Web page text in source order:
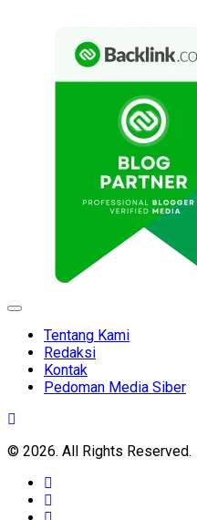
Expand
Tentang Kami
Redaksi
Kontak
Pedoman Media Siber
© 2026. All Rights Reserved.